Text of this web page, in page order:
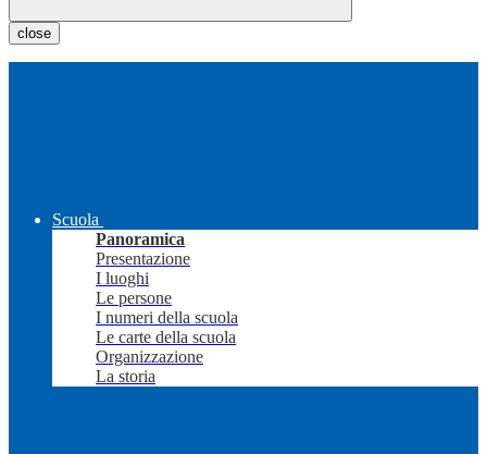
close
Scuola
Panoramica
Presentazione
I luoghi
Le persone
I numeri della scuola
Le carte della scuola
Organizzazione
La storia